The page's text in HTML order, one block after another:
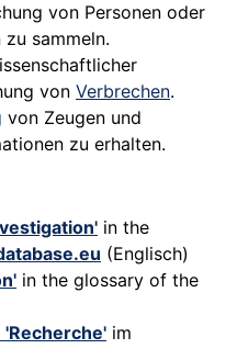
von Personen oder
sammeln.
von Verbrechen.
von Zeugen und
zu erhalten.
in the
(Englisch)
in the glossary of the
im